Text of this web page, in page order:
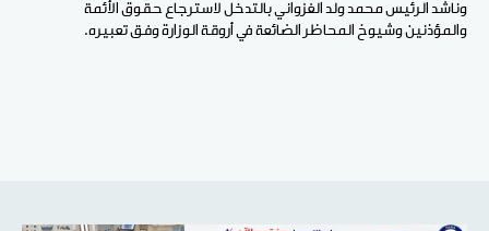
وناشد الرئيس محمد ولد الغزواني بالتدخل لاسترجاع حقوق الأئمة
والمؤذنين وشيوخ المحاظر الضائعة في أروقة الوزارة وفق تعبيره.